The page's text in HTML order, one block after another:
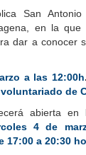
San
en la que
dar a conocer
a las 12:00h.
de
abierta
en
4 de
17:00 a 20:30